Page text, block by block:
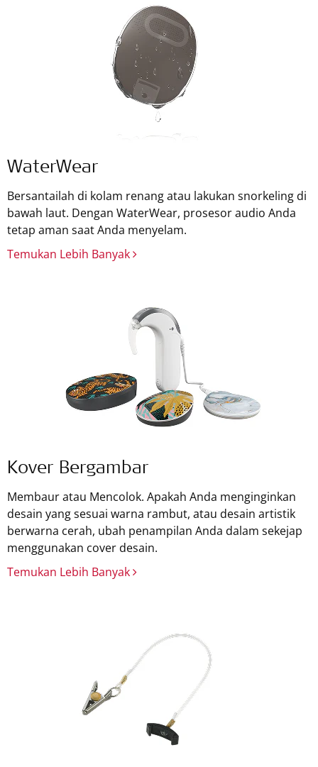
WaterWear
Bersantailah di kolam renang atau lakukan snorkeling di
bawah laut. Dengan WaterWear, prosesor audio Anda
tetap aman saat Anda menyelam.
Temukan Lebih Banyak
Kover Bergambar
Membaur atau Mencolok. Apakah Anda menginginkan
desain yang sesuai warna rambut, atau desain artistik
berwarna cerah, ubah penampilan Anda dalam sekejap
menggunakan cover desain.
Temukan Lebih Banyak